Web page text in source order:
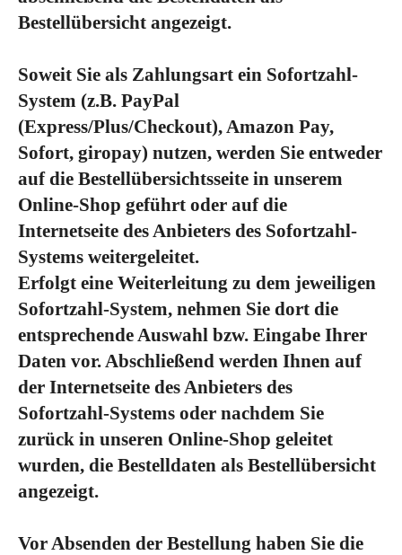
Bestellübersicht angezeigt.
Soweit Sie als Zahlungsart ein Sofortzahl-
System (z.B. PayPal
(Express/Plus/Checkout), Amazon Pay,
Sofort, giropay) nutzen, werden Sie entweder
auf die Bestellübersichtsseite in unserem
Online-Shop geführt oder auf die
Internetseite des Anbieters des Sofortzahl-
Systems weitergeleitet.
Erfolgt eine Weiterleitung zu dem jeweiligen
Sofortzahl-System, nehmen Sie dort die
entsprechende Auswahl bzw. Eingabe Ihrer
Daten vor. Abschließend werden Ihnen auf
der Internetseite des Anbieters des
Sofortzahl-Systems oder nachdem Sie
zurück in unseren Online-Shop geleitet
wurden, die Bestelldaten als Bestellübersicht
angezeigt.
Vor Absenden der Bestellung haben Sie die